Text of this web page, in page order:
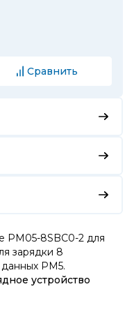
Сравнить
PM05-8SBC0-2 для
зарядки 8
PM5.
устройство